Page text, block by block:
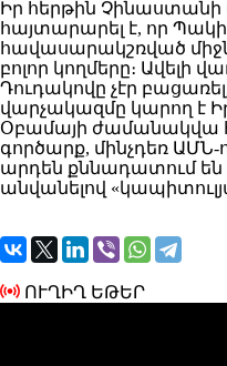
Իր հերթին
հայտարարել է, որ
հավասարակշռված
բոլոր կողմերը։ Ավելի
Դուդակովը չէր
վարչակազմը կարող է
Օբամայի ժամանակվա
գործարք, մինչդեռ ԱՄՆ-
արդեն քննադատում են
անվանելով
ՈՒՂԻՂ ԵԹԵՐ